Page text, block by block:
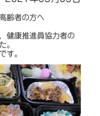
齢者の方へ
健康推進員協力者の
。
す。